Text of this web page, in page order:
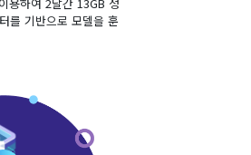
를 기반으로 모델을 훈